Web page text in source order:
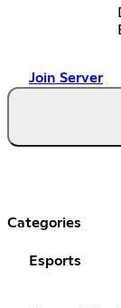
Join Server
Categories
Esports